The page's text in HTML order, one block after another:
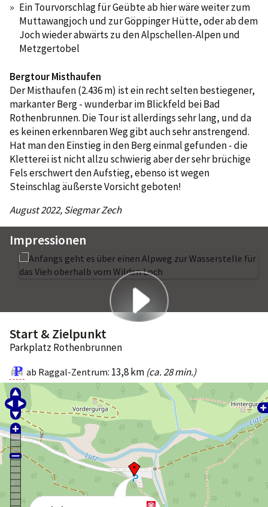
Ein Tourvorschlag für Geübte ab hier wäre weiter zum
Muttawangjoch und zur Göppinger Hütte, oder ab dem
Joch wieder abwärts zu den Alpschellen-Alpen und
Metzgertobel
Bergtour Misthaufen
Der Misthaufen (2.436 m) ist ein recht selten bestiegener,
markanter Berg - wunderbar im Blickfeld bei Bad
Rothenbrunnen. Die Tour ist allerdings sehr lang, und da
es keinen erkennbaren Weg gibt auch sehr anstrengend.
Hat man den Einstieg in den Berg einmal gefunden - die
Kletterei ist nicht allzu schwierig aber der sehr brüchige
Fels erschwert den Aufstieg, ebenso ist wegen
Steinschlag äußerste Vorsicht geboten!
August 2022, Siegmar Zech
Impressionen
Start & Zielpunkt
Parkplatz Rothenbrunnen
ab Raggal-Zentrum: 13,8 km (ca. 28 min.)